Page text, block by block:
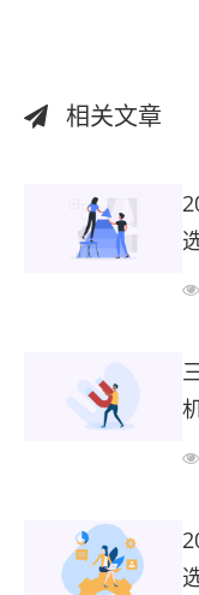
相关文章